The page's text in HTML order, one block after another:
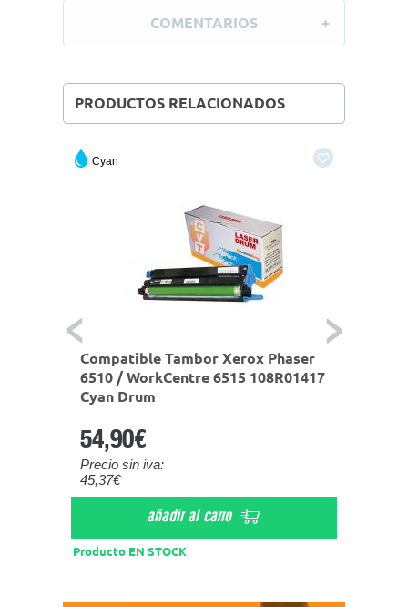
COMENTARIOS
PRODUCTOS RELACIONADOS
Producto EN STOCK
Cyan
Compatible Tambor Xerox Phaser
6510 / WorkCentre 6515 108R01417
Cyan Drum
54,90€
Precio sin iva:
45,37€
añadir al carro